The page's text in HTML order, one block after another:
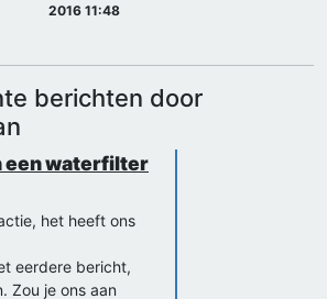
2016 11:48
berichten door
een waterfilter
het heeft ons
eerdere bericht,
Zou je ons aan